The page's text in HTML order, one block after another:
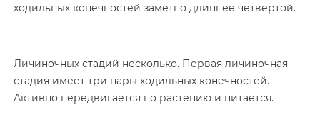
ходильных конечностей заметно длиннее четвертой.
Личиночных стадий несколько. Первая личиночная
стадия имеет три пары ходильных конечностей.
Активно передвигается по растению и питается.